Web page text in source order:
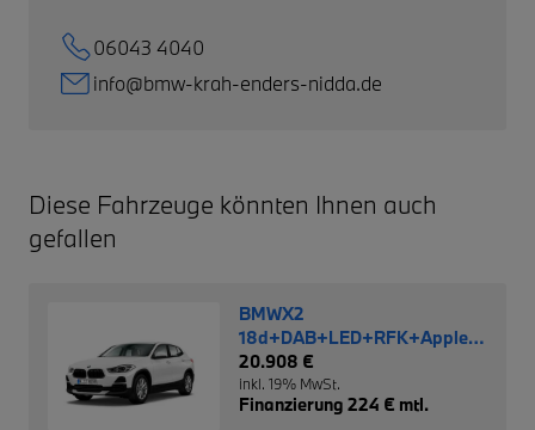
06043 4040
info@bmw-krah-enders-nidda.de
Diese Fahrzeuge könnten Ihnen auch
gefallen
BMWX2
18d+DAB+LED+RFK+Apple
CarPlay+SHZ+Temp+PDCv+h
20.908 €
inkl. 19% MwSt.
Finanzierung 224 € mtl.